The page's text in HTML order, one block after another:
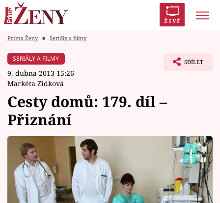
ŽIVĚ
Módní alarm
Témata
Celebrity
Vztahy
Seriály
Prima Ženy ■ Seriály a filmy
SERIÁLY A FILMY
9. dubna 2013 15:26
Markéta Zídková
SDÍLET
Cesty domů: 179. díl –
Přiznání